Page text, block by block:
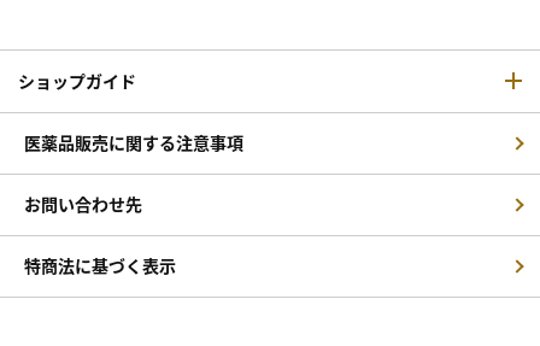
ショップガイド
医薬品販売に関する注意事項
お問い合わせ先
特商法に基づく表示